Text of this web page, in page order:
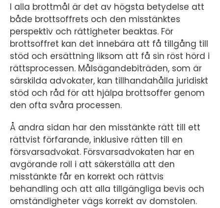
I alla brottmål är det av högsta betydelse att
både brottsoffrets och den misstänktes
perspektiv och rättigheter beaktas. För
brottsoffret kan det innebära att få tillgång till
stöd och ersättning liksom att få sin röst hörd i
rättsprocessen. Målsägandebiträden, som är
särskilda advokater, kan tillhandahålla juridiskt
stöd och råd för att hjälpa brottsoffer genom
den ofta svåra processen.
Å andra sidan har den misstänkte rätt till ett
rättvist förfarande, inklusive rätten till en
försvarsadvokat. Försvarsadvokaten har en
avgörande roll i att säkerställa att den
misstänkte får en korrekt och rättvis
behandling och att alla tillgängliga bevis och
omständigheter vägs korrekt av domstolen.